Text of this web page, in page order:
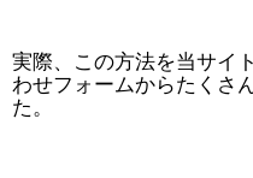
実際、この方法を当サイ
わせフォームからたくさ
た。